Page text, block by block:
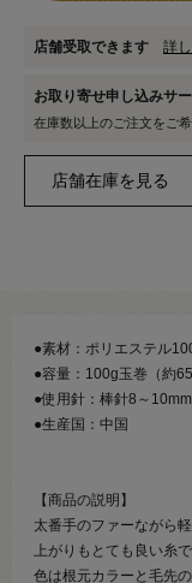
店舗受取できます 詳
お取り寄せ申し込みサ
在庫数以上のご注文をご
●素材：ポリエステル
●容量：100g玉巻（約
●使用針：棒針8～
●生産国：中国
【商品の説明】
太番手のファーながら
上がりもとても良い糸で
色は根元カラーと毛先